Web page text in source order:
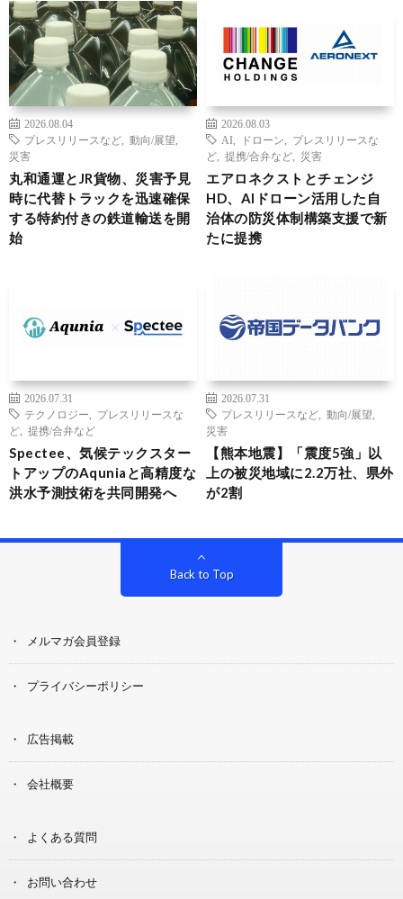
2026.08.04
プレスリリースなど
動向/展望
災害
丸和通運とJR貨物、災害予見
時に代替トラックを迅速確保
する特約付きの鉄道輸送を開
始
2026.08.03
AI
ドローン
プレスリリースな
ど
提携/合弁など 災害
エアロネクストとチェンジ
HD、AIドローン活用した自
治体の防災体制構築支援で新
たに提携
2026.07.31
テクノロジー
プレスリリースな
ど
提携/合弁など
Spectee、気候テックスター
トアップのAquniaと高精度な
洪水予測技術を共同開発へ
2026.07.31
プレスリリースなど
動向/展望
災害
【熊本地震】「震度5強」以
上の被災地域に2.2万社、県外
が2割
Back to Top
メルマガ会員登録
プライバシーポリシー
広告掲載
会社概要
よくある質問
お問い合わせ